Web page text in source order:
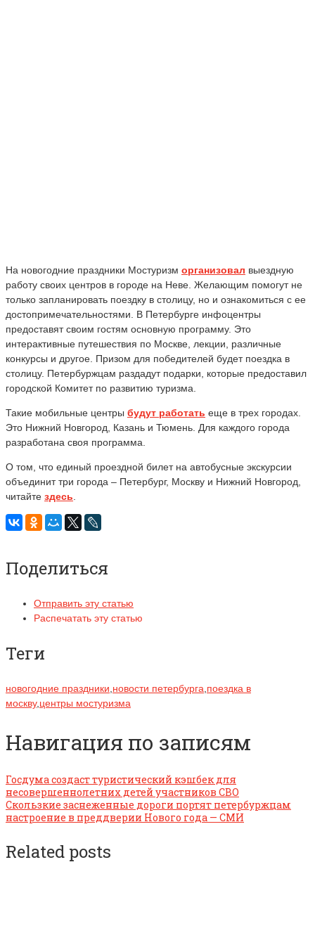
На новогодние праздники Мостуризм организовал выездную
работу своих центров в городе на Неве. Желающим помогут не
только запланировать поездку в столицу, но и ознакомиться с ее
достопримечательностями. В Петербурге инфоцентры
предоставят своим гостям основную программу. Это
интерактивные путешествия по Москве, лекции, различные
конкурсы и другое. Призом для победителей будет поездка в
столицу. Петербуржцам раздадут подарки, которые предоставил
городской Комитет по развитию туризма.
Такие мобильные центры будут работать еще в трех городах.
Это Нижний Новгород, Казань и Тюмень. Для каждого города
разработана своя программа.
О том, что единый проездной билет на автобусные экскурсии
объединит три города – Петербург, Москву и Нижний Новгород,
читайте здесь
Поделиться
Отправить эту статью
Распечатать эту статью
Теги
новогодние праздники новости петербурга поездка в
москву, центры мостуризма
Навигация по записям
Госдума создаст туристический кэшбек для
несовершеннолетних детей участников СВО
Скользкие заснеженные дороги портят петербуржцам
настроение в преддверии Нового года — СМИ
Related posts